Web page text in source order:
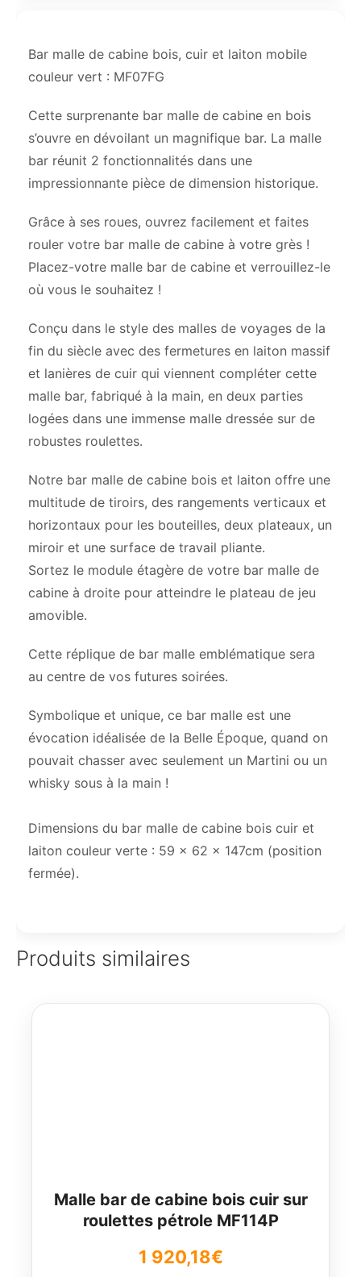
Bar malle de cabine bois, cuir et laiton mobile
couleur vert : MF07FG
Cette surprenante bar malle de cabine en bois
s’ouvre en dévoilant un magnifique bar. La malle
bar réunit 2 fonctionnalités dans une
impressionnante pièce de dimension historique.
Grâce à ses roues, ouvrez facilement et faites
rouler votre bar malle de cabine à votre grès !
Placez-votre malle bar de cabine et verrouillez-le
où vous le souhaitez !
Conçu dans le style des malles de voyages de la
fin du siècle avec des fermetures en laiton massif
et lanières de cuir qui viennent compléter cette
malle bar, fabriqué à la main, en deux parties
logées dans une immense malle dressée sur de
robustes roulettes.
Notre bar malle de cabine bois et laiton offre une
multitude de tiroirs, des rangements verticaux et
horizontaux pour les bouteilles, deux plateaux, un
miroir et une surface de travail pliante.
Sortez le module étagère de votre bar malle de
cabine à droite pour atteindre le plateau de jeu
amovible.
Cette réplique de bar malle emblématique sera
au centre de vos futures soirées.
Symbolique et unique, ce bar malle est une
évocation idéalisée de la Belle Époque, quand on
pouvait chasser avec seulement un Martini ou un
whisky sous à la main !
Dimensions du bar malle de cabine bois cuir et
laiton couleur verte : 59 x 62 x 147cm (position
fermée).
Produits similaires
Malle bar de cabine bois cuir sur
roulettes pétrole MF114P
1 920,18€